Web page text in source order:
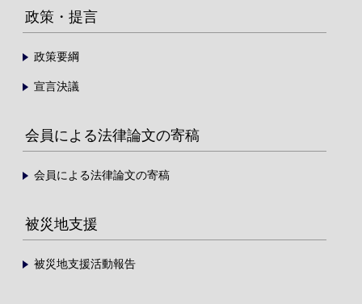
政策・提言
政策要綱
宣言決議
会員による法律論文の寄稿
会員による法律論文の寄稿
被災地支援
被災地支援活動報告